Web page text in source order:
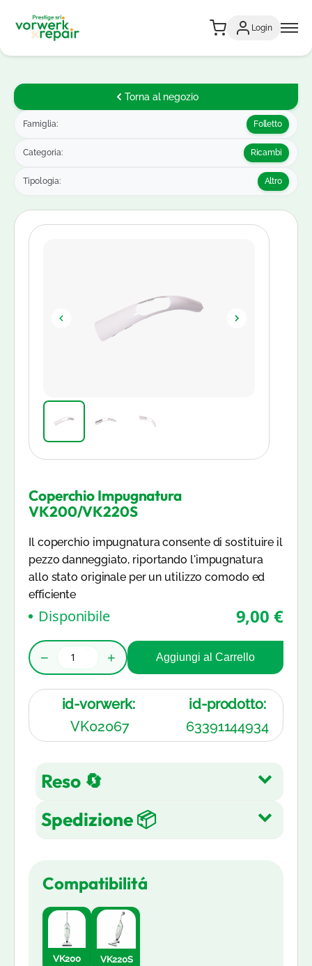
Login
Torna al negozio
Famiglia: Folletto
Categoria: Ricambi
Tipologia: Altro
Coperchio Impugnatura
VK200/VK220S
Il coperchio impugnatura consente di sostituire il
pezzo danneggiato, riportando l'impugnatura
allo stato originale per un utilizzo comodo ed
efficiente
Disponibile 9,00 €
− + Aggiungi al Carrello
id-vorwerk:
VK02067
id-prodotto:
63391144934
Reso 🔄
Reso gratuito entro 14 giorni
Spedizione 📦
ordini in 3-5 giorni lavorativi
Compatibilitá
VK200 VK220S